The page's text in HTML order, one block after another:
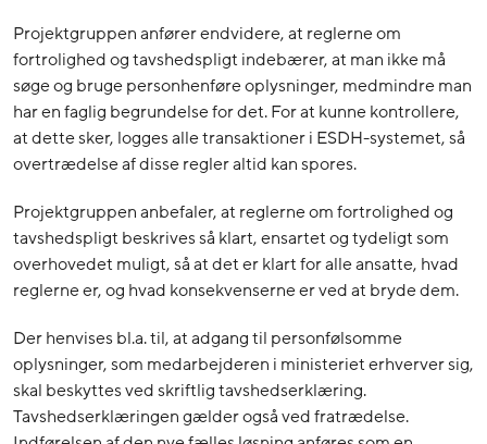
Projektgruppen anfører endvidere, at reglerne om
fortrolighed og tavshedspligt indebærer, at man ikke må
søge og bruge personhenføre oplysninger, medmindre man
har en faglig begrundelse for det. For at kunne kontrollere,
at dette sker, logges alle transaktioner i ESDH-systemet, så
overtrædelse af disse regler altid kan spores.
Projektgruppen anbefaler, at reglerne om fortrolighed og
tavshedspligt beskrives så klart, ensartet og tydeligt som
overhovedet muligt, så at det er klart for alle ansatte, hvad
reglerne er, og hvad konsekvenserne er ved at bryde dem.
Der henvises bl.a. til, at adgang til personfølsomme
oplysninger, som medarbejderen i ministeriet erhverver sig,
skal beskyttes ved skriftlig tavshedserklæring.
Tavshedserklæringen gælder også ved fratrædelse.